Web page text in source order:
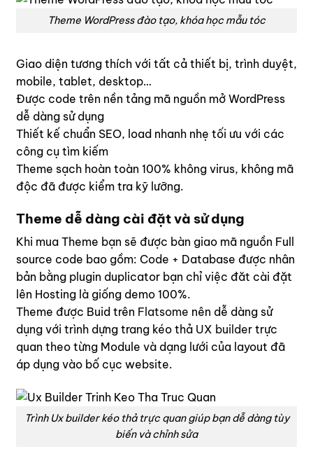
Theme WordPress đào tạo, khóa học mẫu tóc
Giao diện tương thích với tất cả thiết bị, trình duyệt,
mobile, tablet, desktop…
Được code trên nền tảng mã nguồn mở WordPress
dễ dàng sử dụng
Thiết kế chuẩn SEO, load nhanh nhẹ tối ưu với các
công cụ tìm kiếm
Theme sạch hoàn toàn 100% không virus, không mã
độc đã được kiểm tra kỹ lưỡng.
Theme dễ dàng cài đặt và sử dụng
Khi mua Theme bạn sẽ được bàn giao mã nguồn Full
source code bao gồm: Code + Database được nhân
bản bằng plugin duplicator bạn chỉ việc đăt cài đặt
lên Hosting là giống demo 100%.
Theme được Buid trên Flatsome nên dễ dàng sử
dụng với trình dựng trang kéo thả UX builder trực
quan theo từng Module và dạng lưới của layout đã
áp dụng vào bố cục website.
Trình Ux builder kéo thả trực quan giúp bạn dễ dàng tùy
biến và chỉnh sửa